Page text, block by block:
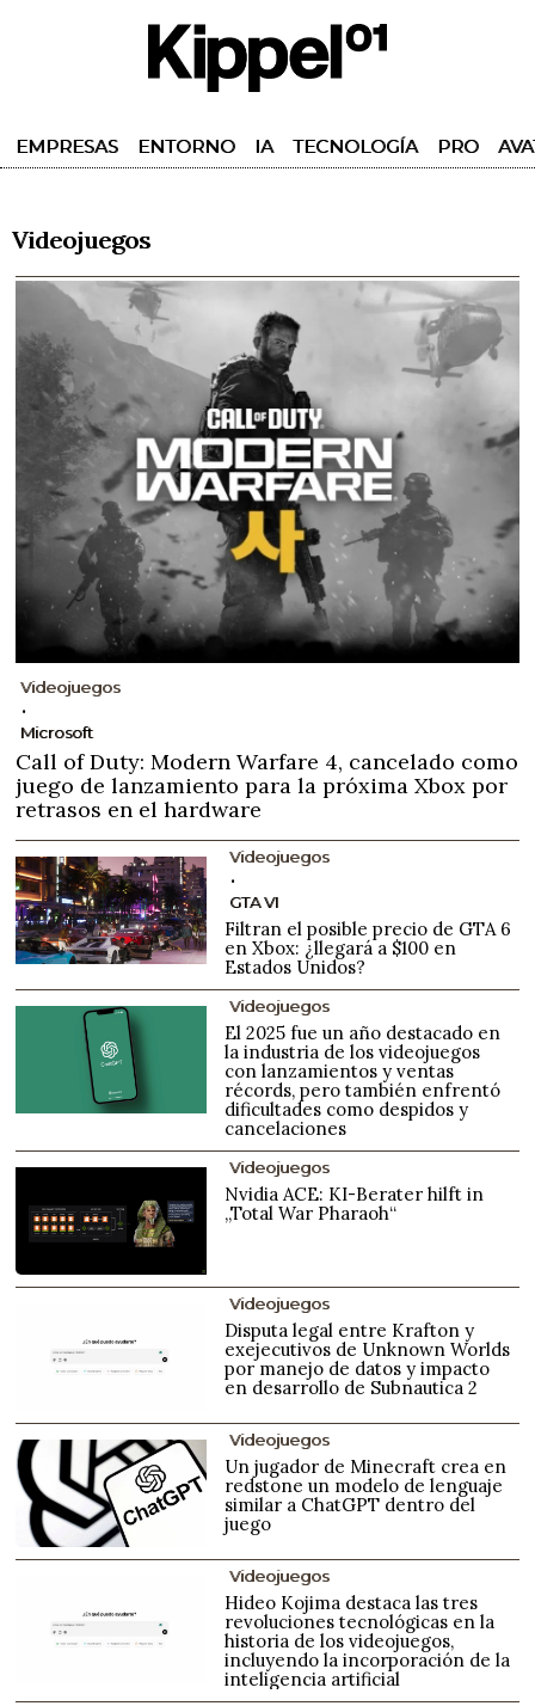
EMPRESAS ENTORNO IA TECNOLOGÍA PRO
Videojuegos
Videojuegos
Microsoft
Call of Duty: Modern Warfare 4, cancelado como
juego de lanzamiento para la próxima Xbox por
retrasos en el hardware
Videojuegos
GTA VI
Filtran el posible precio de GTA 6
en Xbox: ¿llegará a $100 en
Estados Unidos?
Videojuegos
El 2025 fue un año destacado en
la industria de los videojuegos
con lanzamientos y ventas
récords, pero también enfrentó
dificultades como despidos y
cancelaciones
Videojuegos
Nvidia ACE: KI-Berater hilft in
„Total War Pharaoh“
Videojuegos
Disputa legal entre Krafton y
exejecutivos de Unknown Worlds
por manejo de datos y impacto
en desarrollo de Subnautica 2
Videojuegos
Un jugador de Minecraft crea en
redstone un modelo de lenguaje
similar a ChatGPT dentro del
juego
Videojuegos
Hideo Kojima destaca las tres
revoluciones tecnológicas en la
historia de los videojuegos,
incluyendo la incorporación de la
inteligencia artificial